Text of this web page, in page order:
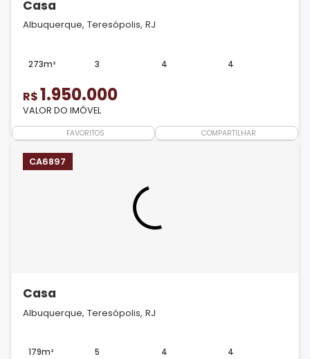
Casa
Albuquerque, Teresópolis, RJ
273m² 3 4 4
R$1.950.000
VALOR DO IMÓVEL
FAVORITOS COMPARTILHAR
CA6897
Casa
Albuquerque, Teresópolis, RJ
179m² 5 4 4